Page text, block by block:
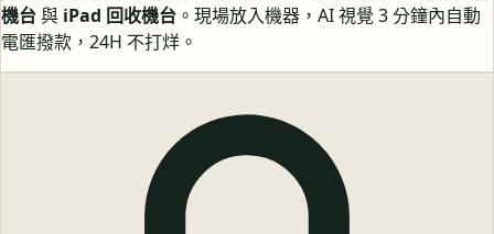
機台與 iPad 回收機台 。現場放入機器，AI 視覺 3 分鐘內自動
電匯撥款，24H 不打烊。